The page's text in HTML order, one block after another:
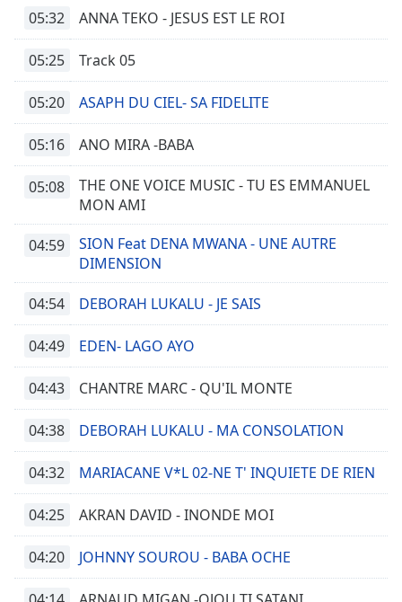
05:32 ANNA TEKO - JESUS EST LE ROI
05:25 Track 05
05:20 ASAPH DU CIEL- SA FIDELITE
05:16 ANO MIRA -BABA
05:08
THE ONE VOICE MUSIC - TU ES EMMANUEL
MON AMI
04:59
SION Feat DENA MWANA - UNE AUTRE
DIMENSION
04:54 DEBORAH LUKALU - JE SAIS
04:49 EDEN- LAGO AYO
04:43 CHANTRE MARC - QU'IL MONTE
04:38 DEBORAH LUKALU - MA CONSOLATION
04:32 MARIACANE V*L 02-NE T' INQUIETE DE RIEN
04:25 AKRAN DAVID - INONDE MOI
04:20 JOHNNY SOUROU - BABA OCHE